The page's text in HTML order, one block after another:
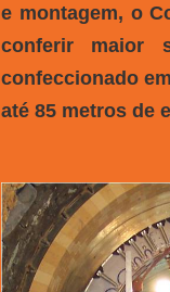
e montagem, o
conferir maior
confeccionado
até 85 metros de